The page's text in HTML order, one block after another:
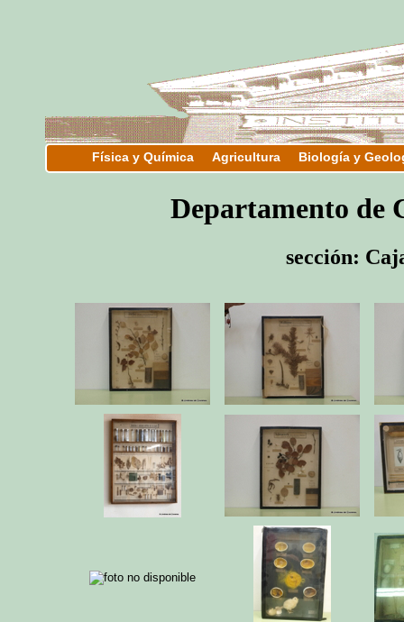
Física y Química Agricultura Biología y
Departamento de
sección: